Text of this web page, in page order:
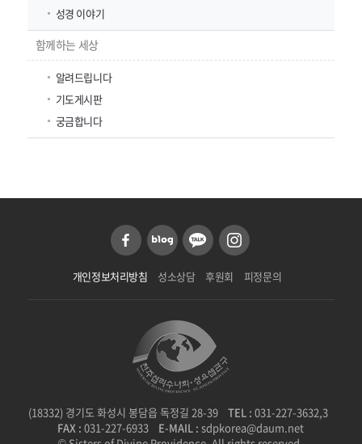
성경 이야기
함께하는 세상
알려드립니다
기도게시판
궁금합니다
개인정보처리방침 성소상담 후원회 피정문의
(18332) 경기도 화성시 봉담읍 독정길 28-39 TEL :031-227-3632,3
FAX :031-227-6933 E-MAIL : sdpkorea@daum.net